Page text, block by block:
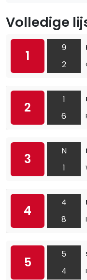
Volledige
1
9
2
2
1
6
3
N
1
4
4
8
5
5
4